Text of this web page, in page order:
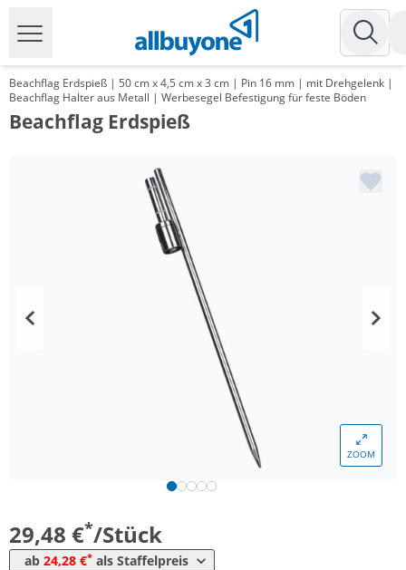
Beachflag Erdspieß | 50 cm x 4,5 cm x 3 cm | Pin 16 mm | mit Drehgelenk |
Beachflag Halter aus Metall | Werbesegel Befestigung für feste Böden
Beachflag Erdspieß
ZOOM
29,48 €*/Stück
ab 24,28 €* als Staffelpreis
Preis